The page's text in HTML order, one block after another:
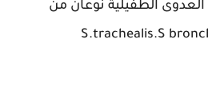
الطفيلية نوعان من